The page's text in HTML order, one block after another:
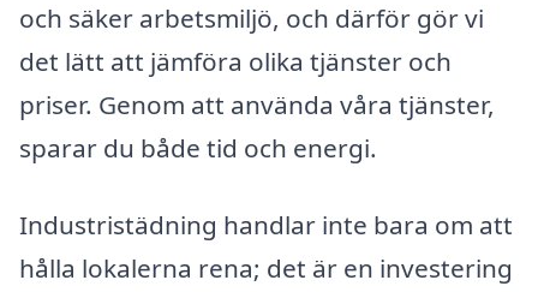
och säker arbetsmiljö, och därför gör vi
det lätt att jämföra olika tjänster och
priser. Genom att använda våra tjänster,
sparar du både tid och energi.
Industristädning handlar inte bara om att
hålla lokalerna rena; det är en investering